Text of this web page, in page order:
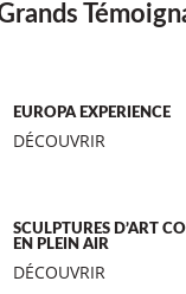
EUROPA EXPERIENCE
DÉCOUVRIR
SCULPTURES D’ART
EN PLEIN AIR
DÉCOUVRIR